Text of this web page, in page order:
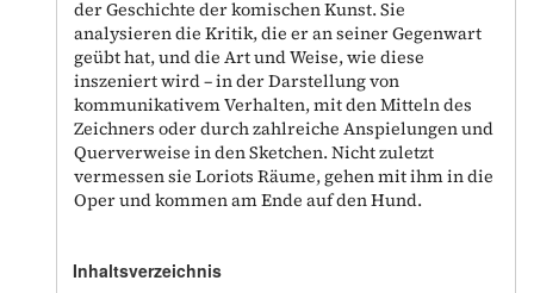
der Geschichte der komischen Kunst. Sie
analysieren die Kritik, die er an seiner Gegenwart
geübt hat, und die Art und Weise, wie diese
inszeniert wird – in der Darstellung von
kommunikativem Verhalten, mit den Mitteln des
Zeichners oder durch zahlreiche Anspielungen und
Querverweise in den Sketchen. Nicht zuletzt
vermessen sie Loriots Räume, gehen mit ihm in die
Oper und kommen am Ende auf den Hund.
Inhaltsverzeichnis